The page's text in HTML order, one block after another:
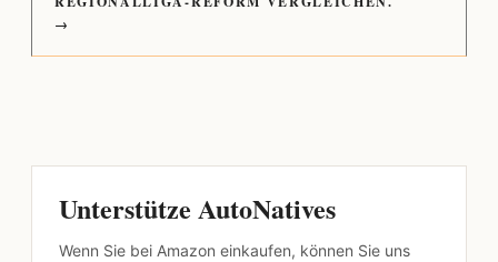
→
Unterstütze AutoNatives
Wenn Sie bei Amazon einkaufen, können Sie uns